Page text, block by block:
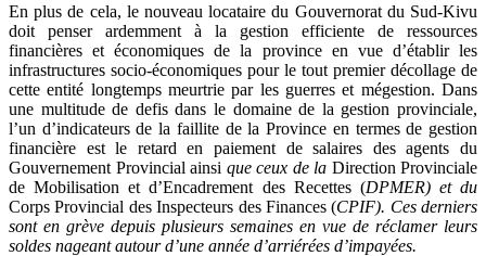
En plus de cela, le nouveau locataire du Gouvernorat du Sud-Kivu
doit penser ardemment à la gestion efficiente de ressources
financières et économiques de la province en vue d’établir les
infrastructures socio-économiques pour le tout premier décollage de
cette entité longtemps meurtrie par les guerres et mégestion. Dans
une multitude de defis dans le domaine de la gestion provinciale,
l’un d’indicateurs de la faillite de la Province en termes de gestion
financière est le retard en paiement de salaires des agents du
Gouvernement Provincial ainsi que ceux de la Direction Provinciale
de Mobilisation et d’Encadrement des Recettes (DPMER) et du
Corps Provincial des Inspecteurs des Finances (CPIF). Ces derniers
sont en grève depuis plusieurs semaines en vue de réclamer leurs
soldes nageant autour d’une année d’arriérées d’impayées.